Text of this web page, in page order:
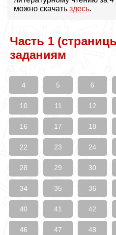
можно скачать здесь.
Часть 1
заданиям
4 5 6
10 11 12
16 17 18
22 23 24
28 29 30
34 35 36
40 41 42
46 47 48